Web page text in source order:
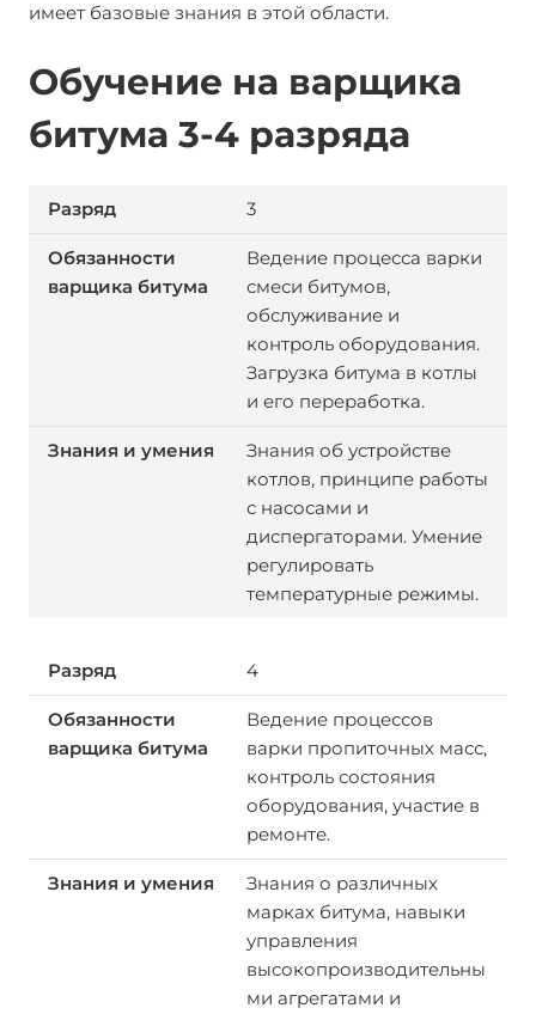
имеет базовые знания в этой области.
Обучение на варщика
битума 3-4 разряда
3
Ведение процесса варки
смеси битумов,
обслуживание и
контроль оборудования.
Загрузка битума в котлы
и его переработка.
Знания об устройстве
котлов, принципе работы
с насосами и
диспергаторами. Умение
регулировать
температурные режимы.
4
Ведение процессов
варки пропиточных масс,
контроль состояния
оборудования, участие в
ремонте.
Знания о различных
марках битума, навыки
управления
высокопроизводительны
ми агрегатами и